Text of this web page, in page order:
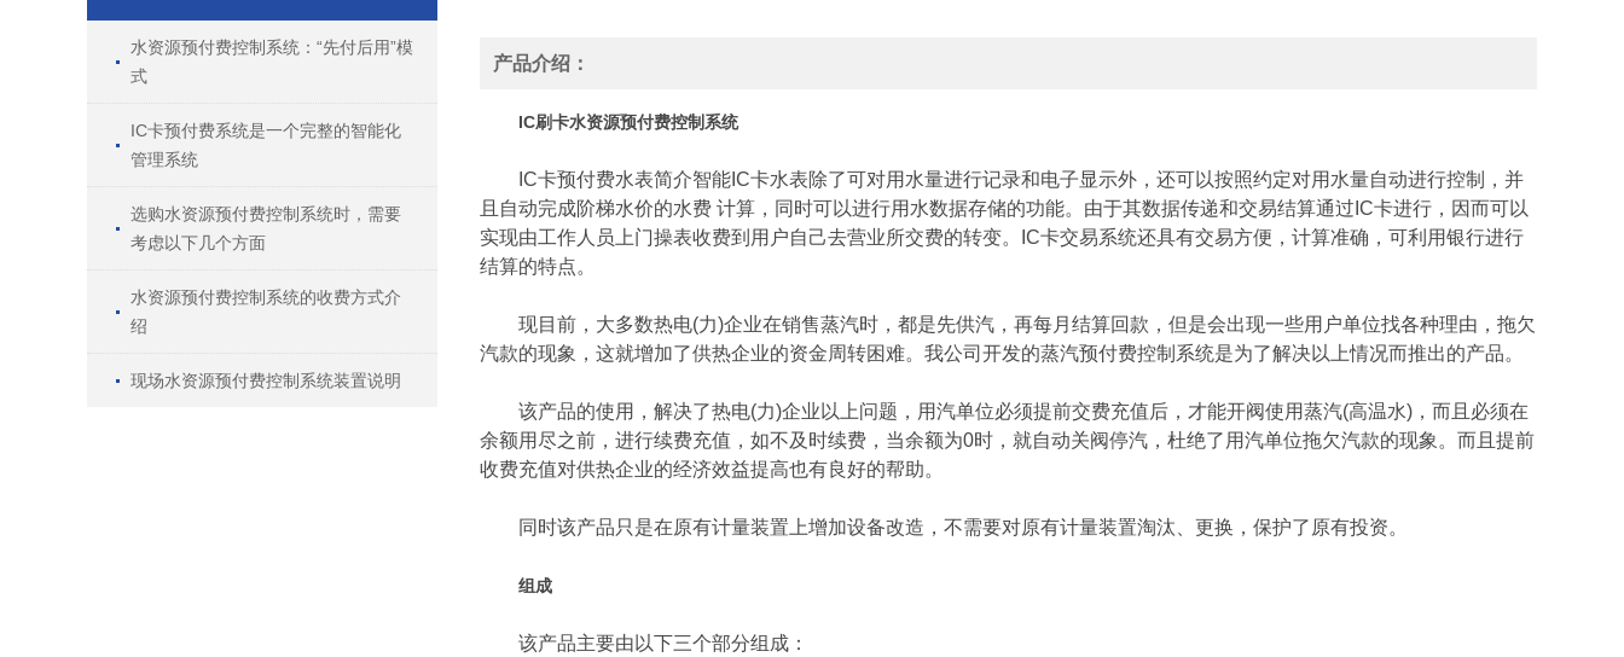
水资源预付费控制系统：“先付后用”模
式
IC卡预付费系统是一个完整的智能化
管理系统
选购水资源预付费控制系统时，需要
考虑以下几个方面
水资源预付费控制系统的收费方式介
绍
现场水资源预付费控制系统装置说明
产品介绍：
IC刷卡水资源预付费控制系统
IC卡预付费水表简介智能IC卡水表除了可对用水量进行记录和电子显示外，还可以按照约定对用水量自动进行控制，并
且自动完成阶梯水价的水费 计算，同时可以进行用水数据存储的功能。由于其数据传递和交易结算通过IC卡进行，因而可以
实现由工作人员上门操表收费到用户自己去营业所交费的转变。IC卡交易系统还具有交易方便，计算准确，可利用银行进行
结算的特点。
现目前，大多数热电(力)企业在销售蒸汽时，都是先供汽，再每月结算回款，但是会出现一些用户单位找各种理由，拖欠
汽款的现象，这就增加了供热企业的资金周转困难。我公司开发的蒸汽预付费控制系统是为了解决以上情况而推出的产品。
该产品的使用，解决了热电(力)企业以上问题，用汽单位必须提前交费充值后，才能开阀使用蒸汽(高温水)，而且必须在
余额用尽之前，进行续费充值，如不及时续费，当余额为0时，就自动关阀停汽，杜绝了用汽单位拖欠汽款的现象。而且提前
收费充值对供热企业的经济效益提高也有良好的帮助。
同时该产品只是在原有计量装置上增加设备改造，不需要对原有计量装置淘汰、更换，保护了原有投资。
组成
该产品主要由以下三个部分组成：